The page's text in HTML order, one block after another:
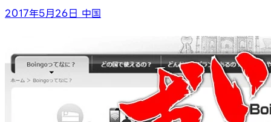
2017年5月26日 中国